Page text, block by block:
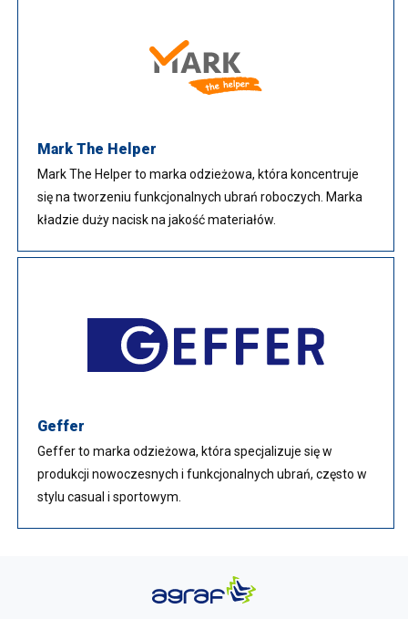
Mark The Helper
Mark The Helper to marka odzieżowa, która koncentruje
się na tworzeniu funkcjonalnych ubrań roboczych. Marka
kładzie duży nacisk na jakość materiałów.
Geffer
Geffer to marka odzieżowa, która specjalizuje się w
produkcji nowoczesnych i funkcjonalnych ubrań, często w
stylu casual i sportowym.